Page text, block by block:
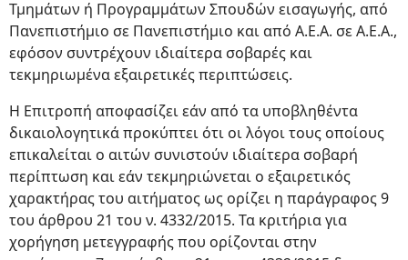
Τμημάτων ή Προγραμμάτων Σπουδών εισαγωγής, από
Πανεπιστήμιο σε Πανεπιστήμιο και από Α.Ε.Α. σε Α.Ε.Α.,
εφόσον συντρέχουν ιδιαίτερα σοβαρές και
τεκμηριωμένα εξαιρετικές περιπτώσεις.
Η Επιτροπή αποφασίζει εάν από τα υποβληθέντα
δικαιολογητικά προκύπτει ότι οι λόγοι τους οποίους
επικαλείται ο αιτών συνιστούν ιδιαίτερα σοβαρή
περίπτωση και εάν τεκμηριώνεται ο εξαιρετικός
χαρακτήρας του αιτήματος ως ορίζει η παράγραφος 9
του άρθρου 21 του ν. 4332/2015. Τα κριτήρια για
χορήγηση μετεγγραφής που ορίζονται στην